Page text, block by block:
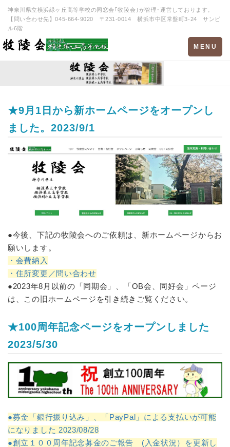
神奈川県立横浜緑ヶ丘高等学校の同窓会｢牧陵会｣が管理･運営しております。
【問い合わせ先】045-664-9020 〒231-0014 横浜市中区常盤町3-24 サンビ
ル6階
Toggle
navigation
MENU
★9月1日から新ホームページをオープンし
ました。2023/9/1
●今後、下記の牧陵会へのご依頼は、新ホームページからお
願いします。
・会費納入
・住所変更／問い合わせ
●2023年8月以前の「同期会」、「OB会、同好会」ページ
は、この旧ホームページを引き続きご覧ください。
★100周年記念ページをオープンしました
2023/5/30
●募金「銀行振り込み」、「PayPal」による支払いが可能
になりました 2023/08/28
●創立１００周年記念募金のご報告 (入金状況）を更新し